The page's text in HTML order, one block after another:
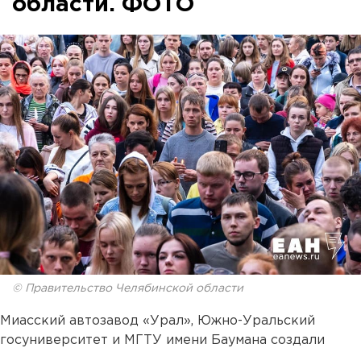
области. ФОТО
© Правительство Челябинской области
Миасский автозавод «Урал», Южно-Уральский
госуниверситет и МГТУ имени Баумана создали